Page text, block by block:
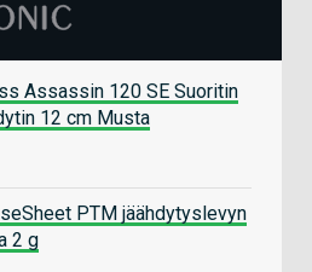
Assassin 120 SE Suoritin
12 cm Musta
PTM jäähdytyslevyn
2 g